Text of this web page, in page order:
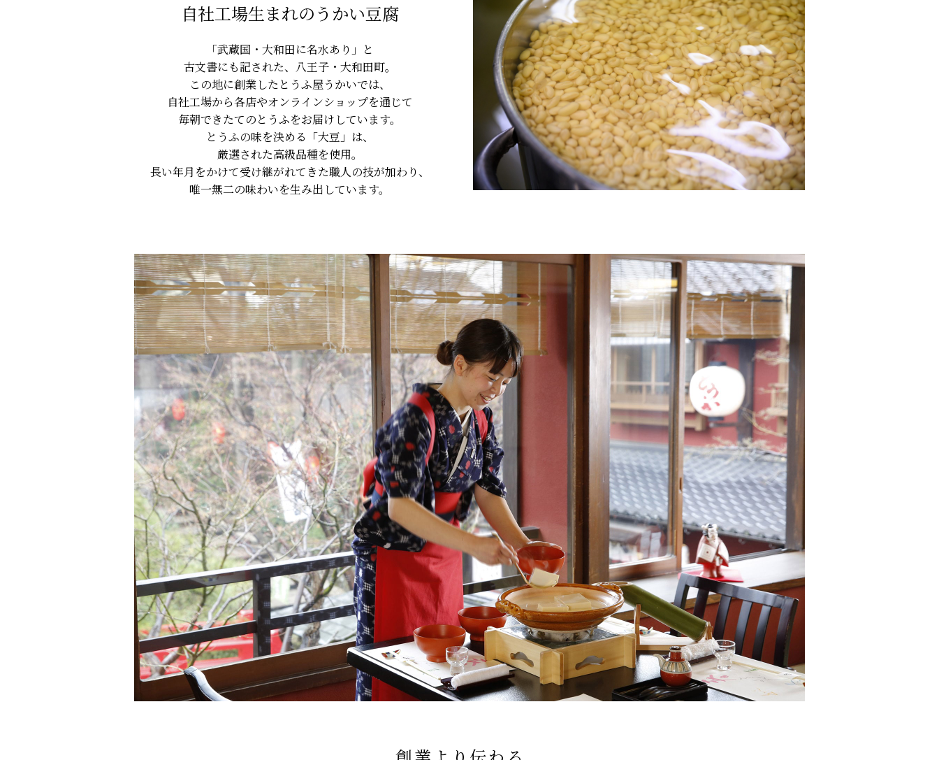
自社工場生まれのうかい豆腐
「武蔵国・大和田に名水あり」と
古文書にも記された、八王子・大和田町。
この地に創業したとうふ屋うかいでは、
自社工場から各店やオンラインショップを通じて
毎朝できたてのとうふをお届けしています。
とうふの味を決める「大豆」は、
厳選された高級品種を使用。
長い年月をかけて受け継がれてきた職人の技が加わり、
唯一無二の味わいを生み出しています。